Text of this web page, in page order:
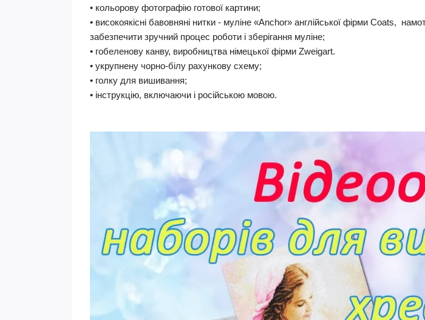
• кольорову фотографію готової картини;
• високоякісні бавовняні нитки - муліне «Anchor» англійської фірми Coats,
забезпечити зручний процес роботи і зберігання муліне;
• гобеленову канву, виробництва німецької фірми Zweigart.
• укрупнену чорно-білу рахункову схему;
• голку для вишивання;
• інструкцію, включаючи і російською мовою.